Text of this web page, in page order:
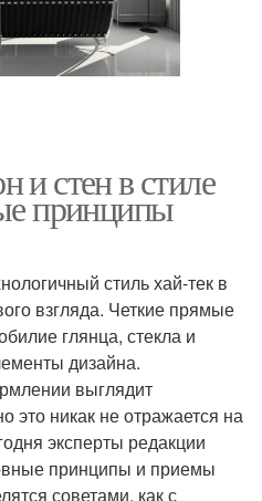
и стен в стиле
принципы
стиль хай-тек в
взгляда. Четкие прямые
глянца, стекла и
дизайна.
выглядит
это никак не отражается на
эксперты редакции
принципы и приемы
советами, как с